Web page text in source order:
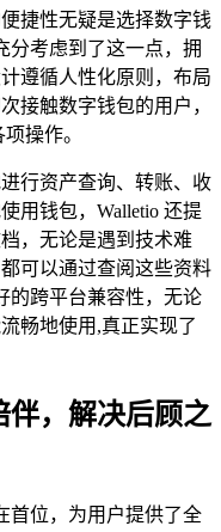
捷性无疑是选择数字钱
分考虑到了这一点，拥
遵循人性化原则，布局
接触数字钱包的用户，
操作。
行资产查询、转账、收
用钱包，Walletio 还提
，无论是遇到技术难
可以通过查阅这些资料
的跨平台兼容性，无论
畅地使用,真正实现了
伴，解决后顾之
首位，为用户提供了全